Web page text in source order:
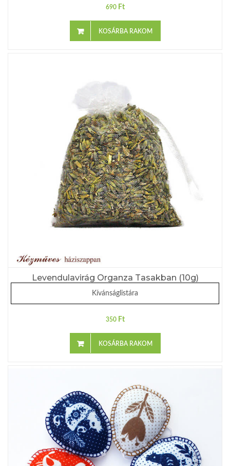
690 Ft
KOSÁRBA RAKOM
Levendulavirág Organza Tasakban (10g)
Kívánságlistára
350 Ft
KOSÁRBA RAKOM